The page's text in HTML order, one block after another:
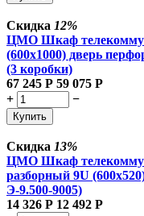
Скидка 12%
ЦМО Шкаф
(600x1000) дверь
(3 коробки)
67 245 Р 59 075 Р
+
−
Купить
Скидка 13%
ЦМО Шкаф
разборный 9U
Э-9.500-9005)
14 326 Р 12 492 Р